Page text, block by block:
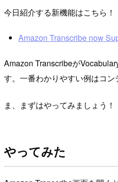
今日紹介する新機能はこちら！
Amazon Transcribe now
Amazon Transcribeが
す。一番わかりやすい例はコ
ま、まずはやってみましょう！
やってみた